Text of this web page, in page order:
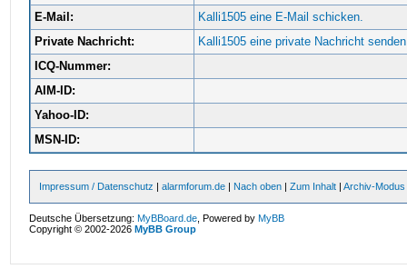
E-Mail:
Kalli1505 eine E-Mail schicken.
Private Nachricht:
Kalli1505 eine private Nachricht
ICQ-Nummer:
AIM-ID:
Yahoo-ID:
MSN-ID:
Impressum / Datenschutz |alarmforum.de | Nach oben |Zum Inhalt |Archiv-Modus
Deutsche Übersetzung:MyBBoard.de , Powered byMyBB
Copyright © 2002-2026MyBB Group